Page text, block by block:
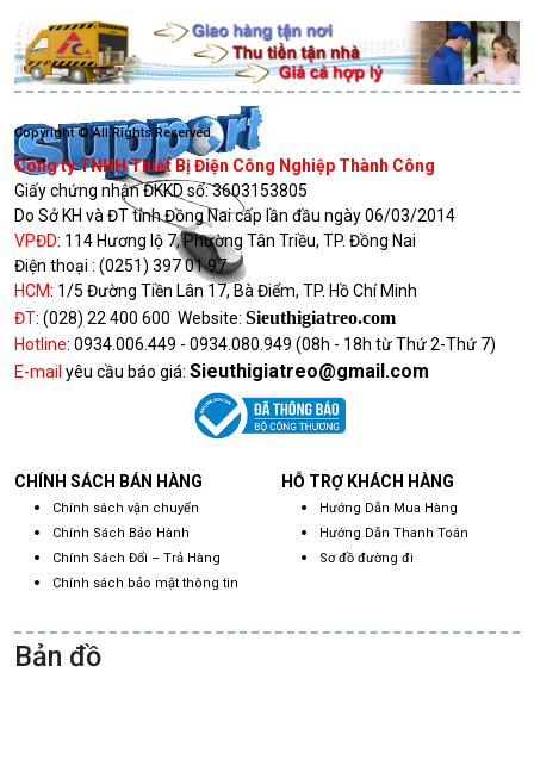
Copyright © All Rights Reserved
Công ty TNHH Thiết Bị Điện Công Nghiệp Thành Công
Giấy chứng nhận ĐKKD số:3603153805
Do Sở KH và ĐT tỉnh Đồng Nai cấp lần đầu ngày 06/03/2014
VPĐD: 114 Hương lộ 7, Phường Tân Triều, TP. Đồng Nai
Điện thoại : (0251) 397 01 97
HCM: 1/5 Đường Tiền Lân 17, Bà Điểm, TP. Hồ Chí Minh
ĐT: (028) 22 400 600 Website: Sieuthigiatreo.com
Hotline: 0934.006.449 - 0934.080.949 (08h - 18h từ Thứ 2-Thứ 7)
E-mail yêu cầu báo giá: Sieuthigiatreo@gmail.com
CHÍNH SÁCH BÁN HÀNG
Chính sách vận chuyển
Chính Sách Bảo Hành
Chính Sách Đổi – Trả Hàng
Chính sách bảo mật thông tin
HỖ TRỢ KHÁCH HÀNG
Hướng Dẫn Mua Hàng
Hướng Dẫn Thanh Toán
Sơ đồ đường đi
Bản đồ